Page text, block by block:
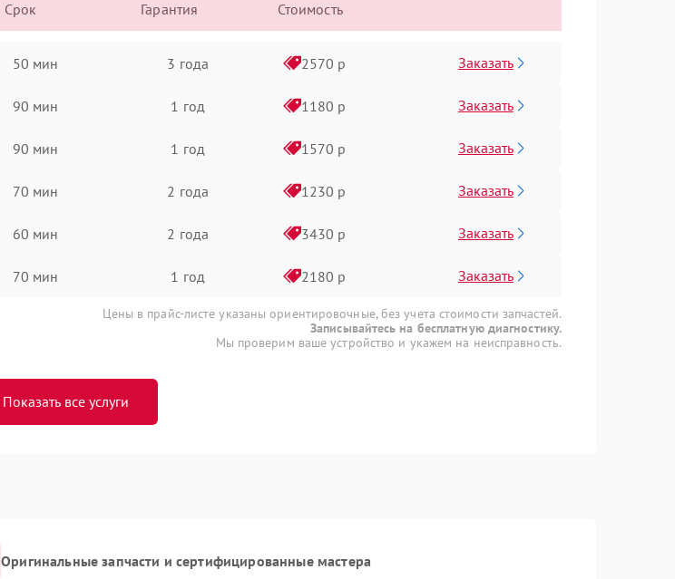
Срок Гарантия Стоимость
50 мин 3 года 2570 р Заказать
90 мин 1 год 1180 р Заказать
90 мин 1 год 1570 р Заказать
70 мин 2 года 1230 р Заказать
60 мин 2 года 3430 р Заказать
70 мин 1 год 2180 р Заказать
Цены в прайс-листе указаны ориентировочные, без учета стоимости запчастей.
Записывайтесь на бесплатную диагностику.
Мы проверим ваше устройство и укажем на неисправность.
Показать все услуги
Оригинальные запчасти и сертифицированные мастера